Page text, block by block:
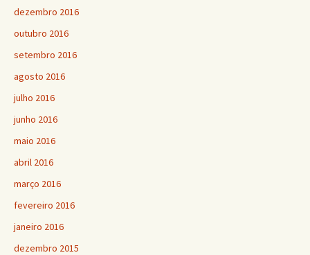
dezembro 2016
outubro 2016
setembro 2016
agosto 2016
julho 2016
junho 2016
maio 2016
abril 2016
março 2016
fevereiro 2016
janeiro 2016
dezembro 2015